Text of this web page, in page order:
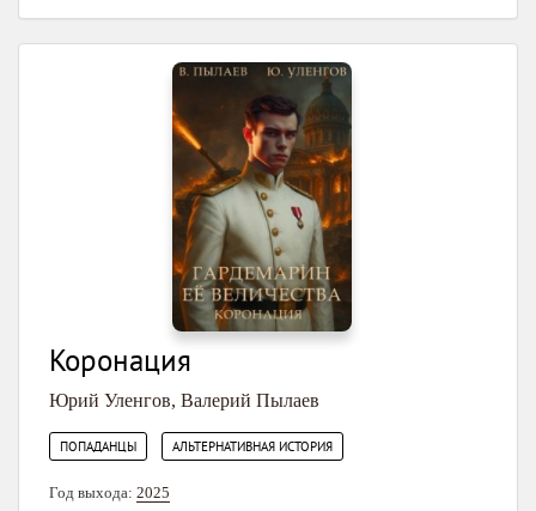
Коронация
Юрий Уленгов, Валерий Пылаев
ПОПАДАНЦЫ АЛЬТЕРНАТИВНАЯ ИСТОРИЯ
Год выхода: 2025